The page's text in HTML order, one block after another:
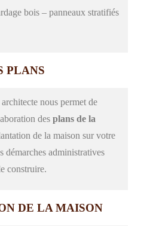
bois – panneaux stratifiés
PLANS
nous permet de
desplans de la
de la maison sur votre
démarches administratives
construire.
DE LA MAISON